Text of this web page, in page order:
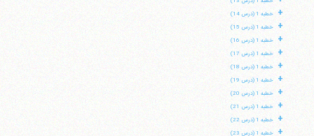
+ خطبه 1 (درس 14)
+ خطبه 1 (درس 15)
+ خطبه 1 (درس 16)
+ خطبه 1 (درس 17)
+ خطبه 1 (درس 18)
+ خطبه 1 (درس 19)
+ خطبه 1 (درس 20)
+ خطبه 1 (درس 21)
+ خطبه 1 (درس 22)
+ خطبه 1 (درس 23)